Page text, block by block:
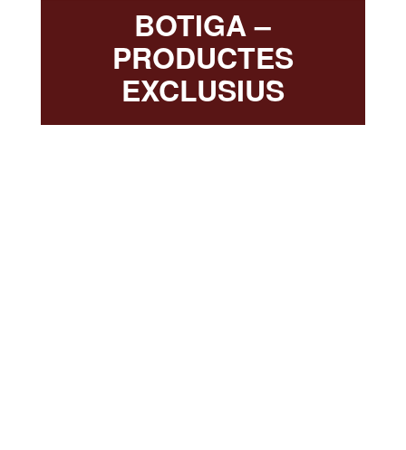
BOTIGA –
PRODUCTES
EXCLUSIUS